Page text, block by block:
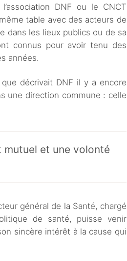
DNF ou le CNCT
table avec des acteurs de
dans les lieux publics ou de sa
connus pour avoir tenu des
années.
décrivait DNF il y a encore
une direction commune : celle
et une volonté
général de la Santé, chargé
de santé, puisse venir
sincère intérêt à la cause qui